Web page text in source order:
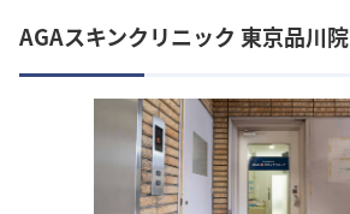
AGAスキンクリニック 東京品川院